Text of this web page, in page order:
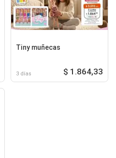
Tiny muñecas
3 días $ 1.864,33